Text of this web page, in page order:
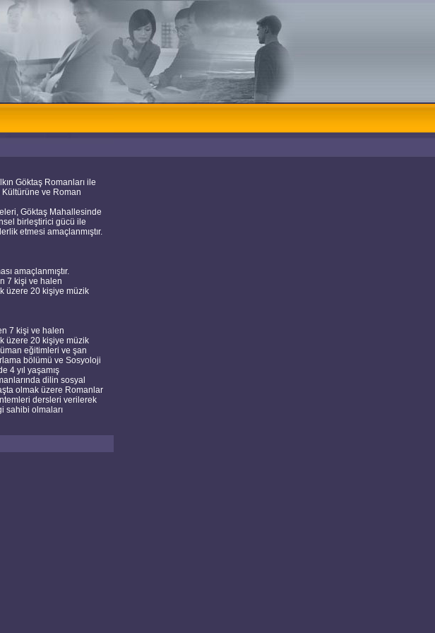
Göktaş Romanları ile
Kültürüne ve Roman
Göktaş Mahallesinde
birleştirici gücü ile
etmesi amaçlanmıştır.
amaçlanmıştır.
7 kişi ve halen
üzere 20 kişiye müzik
7 kişi ve halen
üzere 20 kişiye müzik
eğitimleri ve şan
bölümü ve Sosyoloji
4 yıl yaşamış
dilin sosyal
olmak üzere Romanlar
dersleri verilerek
sahibi olmaları